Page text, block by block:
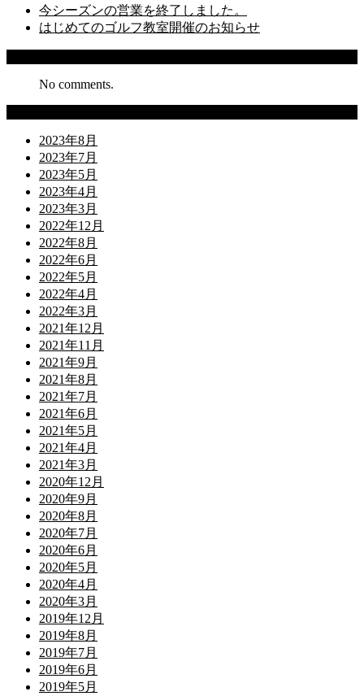
今シーズンの営業を終了しました。
はじめてのゴルフ教室開催のお知らせ
No comments.
2023年8月
2023年7月
2023年5月
2023年4月
2023年3月
2022年12月
2022年8月
2022年6月
2022年5月
2022年4月
2022年3月
2021年12月
2021年11月
2021年9月
2021年8月
2021年7月
2021年6月
2021年5月
2021年4月
2021年3月
2020年12月
2020年9月
2020年8月
2020年7月
2020年6月
2020年5月
2020年4月
2020年3月
2019年12月
2019年8月
2019年7月
2019年6月
2019年5月